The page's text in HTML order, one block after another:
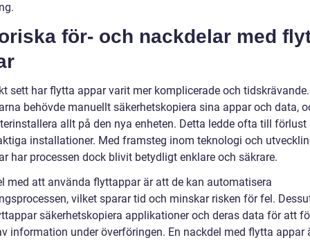
för- och nackdelar med
sett har flytta appar varit mer komplicerade och tidskrävande.
behövde manuellt säkerhetskopiera sina appar och data,
allt på den nya enheten. Detta ledde ofta till förlust
installationer. Med framsteg inom teknologi och
har processen dock blivit betydligt enklare och säkrare.
med att använda flyttappar är att de kan automatisera
vilket sparar tid och minskar risken för fel.
säkerhetskopiera applikationer och deras data för att
information under överföringen. En nackdel med flytta appar